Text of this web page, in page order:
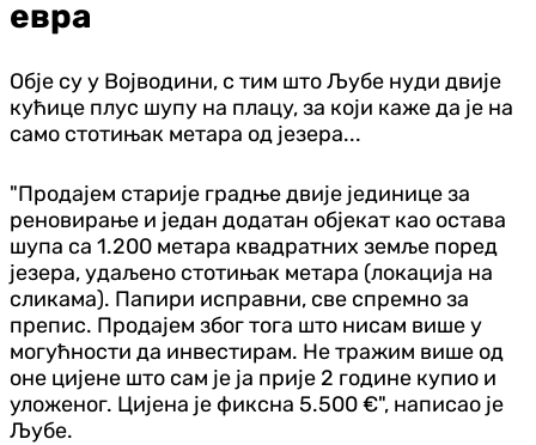
евра
Обје су у Војводини, с тим што Љубе нуди двије
кућице плус шупу на плацу, за који каже да је на
само стотињак метара од језера...
"Продајем старије градње двије јединице за
реновирање и један додатан објекат као остава
шупа са 1.200 метара квадратних земље поред
језера, удаљено стотињак метара (локација на
сликама). Папири исправни, све спремно за
препис. Продајем због тога што нисам више у
могућности да инвестирам. Не тражим више од
оне цијене што сам је ја прије 2 године купио и
уложеног. Цијена је фиксна 5.500 €", написао је
Љубе.